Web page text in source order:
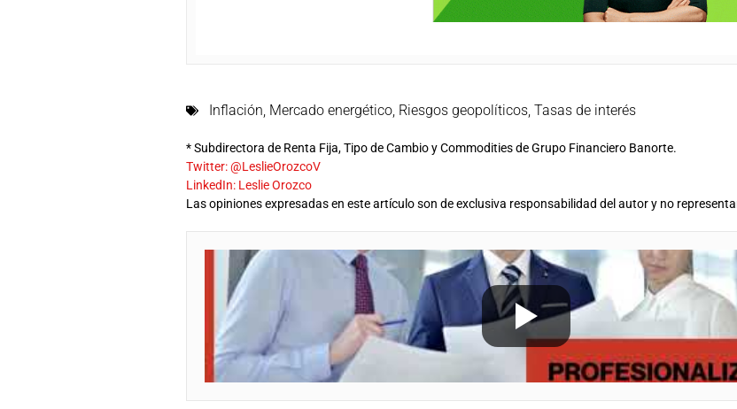
Inflación, Mercado energético, Riesgos geopolíticos,Tasas de interés
* Subdirectora de Renta Fija, Tipo de Cambio y Commodities de Grupo Financiero Banorte.
Twitter: @LeslieOrozcoV
LinkedIn: Leslie Orozco
Las opiniones expresadas en este artículo son de exclusiva responsabilidad del autor y no